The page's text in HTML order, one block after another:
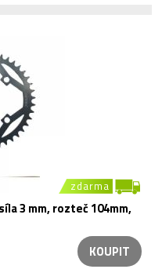
zdarma
rozteč 104mm,
KOUPIT